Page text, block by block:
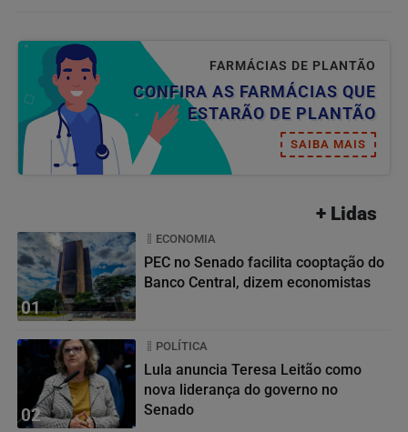
FARMÁCIAS DE PLANTÃO
CONFIRA AS FARMÁCIAS QUE
ESTARÃO DE PLANTÃO
SAIBA MAIS
+ Lidas
01
ECONOMIA
PEC no Senado facilita cooptação do
Banco Central, dizem economistas
02
POLÍTICA
Lula anuncia Teresa Leitão como
nova liderança do governo no
Senado